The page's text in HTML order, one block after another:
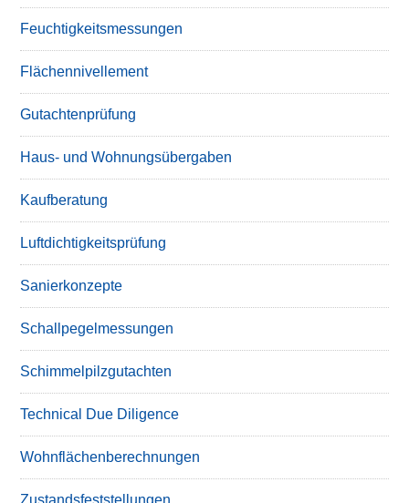
Feuchtigkeitsmessungen
Flächennivellement
Gutachtenprüfung
Haus- und Wohnungsübergaben
Kaufberatung
Luftdichtigkeitsprüfung
Sanierkonzepte
Schallpegelmessungen
Schimmelpilzgutachten
Technical Due Diligence
Wohnflächenberechnungen
Zustandsfeststellungen